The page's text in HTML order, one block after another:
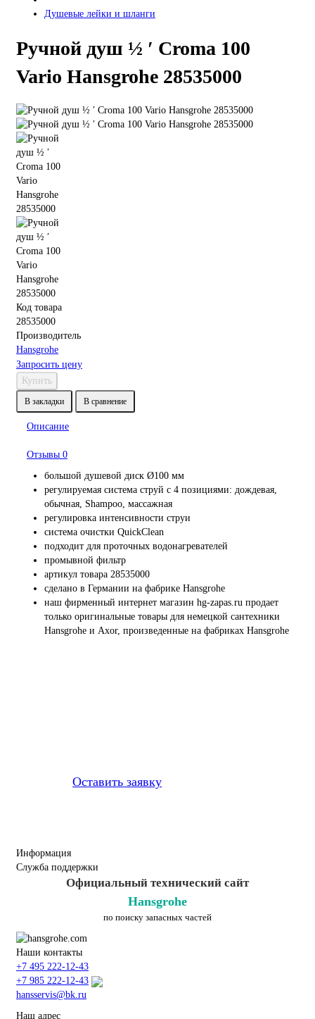
Душевые лейки и шланги
Ручной душ ½ ʹ Croma 100
Vario Hansgrohe 28535000
Код товара
28535000
Производитель
Hansgrohe
Запросить цену
Купить
В закладки В сравнение
Описание
Отзывы 0
большой душевой диск Ø100 мм
регулируемая система струй с 4 позициями: дождевая,
обычная, Shampoo, массажная
регулировка интенсивности струи
система очистки QuickClean
подходит для проточных водонагревателей
промывной фильтр
артикул товара 28535000
сделано в Германии на фабрике Hansgrohe
наш фирменный интернет магазин hg-zapas.ru продает
только оригинальные товары для немецкой сантехники
Hansgrohe и Axor, произведенные на фабриках Hansgrohe
Оставить заявку
Информация
Служба поддержки
Официальный технический сайт
Hansgrohe
по поиску запасных частей
Наши контакты
+7 495 222-12-43
+7 985 222-12-43
hansservis@bk.ru
Наш адрес